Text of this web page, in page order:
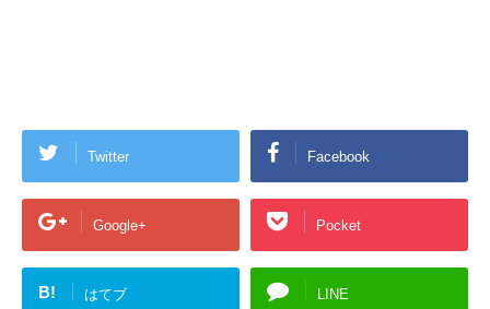
Twitter Facebook
Google+ Pocket
B! はてブ LINE